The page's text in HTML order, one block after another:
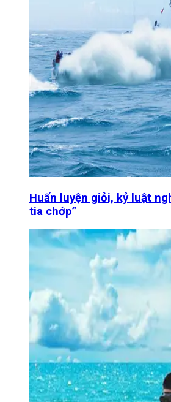
Huấn luyện giỏi, kỷ luật
tia chớp”